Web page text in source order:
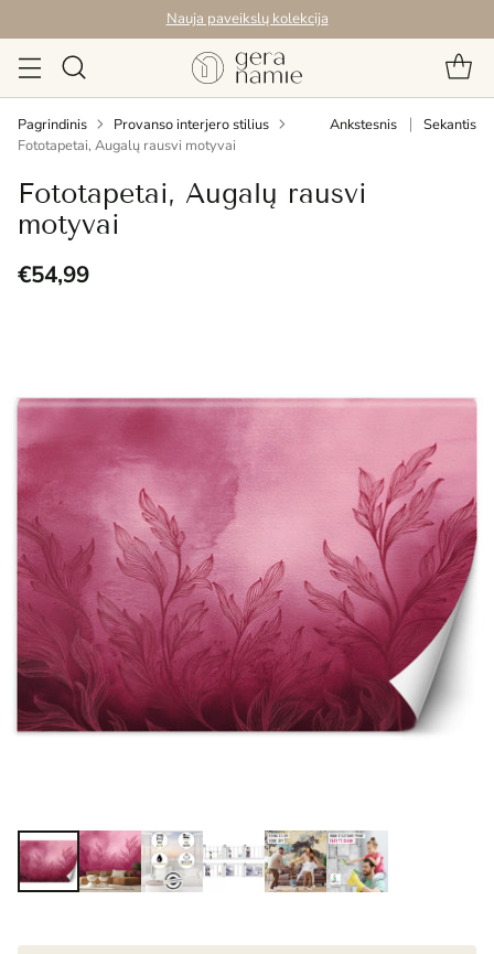
Nauja paveikslų kolekcija
Pagrindinis
Provanso interjero stilius
Fototapetai, Augalų rausvi motyvai
Ankstesnis Sekantis
Fototapetai, Augalų rausvi
motyvai
Reguliari
€54,99